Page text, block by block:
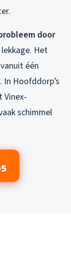
door
Het
één
In Hoofddorp’s
Vinex-
schimmel